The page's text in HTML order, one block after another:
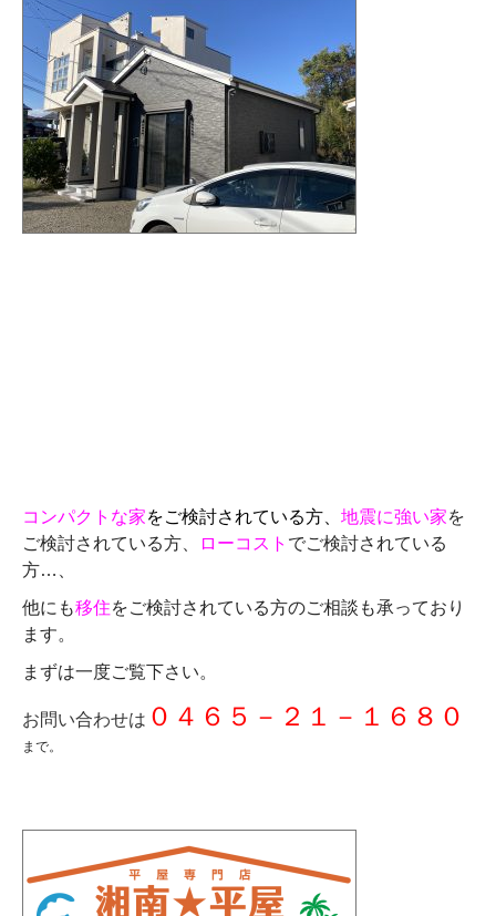
コンパクトな家をご検討されている方、 地震に強い家を
ご検討されている方、
ローコスト でご検討されている
方…、
他にも移住をご検討されている方のご相談も承っており
ます。
まずは一度ご覧下さい。
お問い合わせは ０４６５－２１－１６８０
まで。